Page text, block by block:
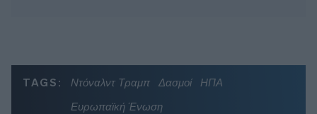
TAGS: Ντόναλντ Τραμπ Δασμοί
ΗΠΑ
Ευρωπαϊκή Ένωση